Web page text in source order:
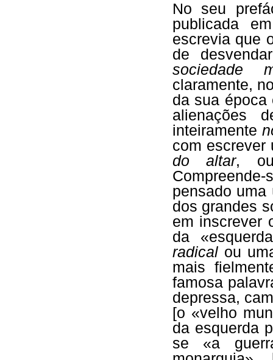
No seu
publicada
escrevia que
de
sociedade
claramente,
da sua
alienações
inteiramente
com
do altar,
pensado
dos grandes
em inscrever
da
radicalou
mais
famosa
depressa,
[o «velho
da esquerda
se «a